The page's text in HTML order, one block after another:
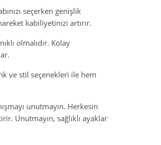
seçerken genişlik
kabiliyetinizi artırır.
olmalıdır. Kolay
ve stil seçenekleri ile hem
unutmayın. Herkesin
Unutmayın, sağlıklı ayaklar